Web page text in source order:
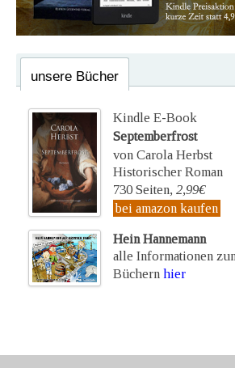
unsere Bücher
Kindle E-Book
Septemberfrost
von Carola Herbst
Historischer Roman
730 Seiten, 2,99€
bei amazon kaufen
Hein Hannemann
alle Informationen
Büchern hier